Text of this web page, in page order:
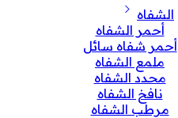
الشفاه
أحمر الشفاه
أحمر شفاه سائل
ملمع الشفاه
محدد الشفاه
نافخ الشفاه
مرطب الشفاه